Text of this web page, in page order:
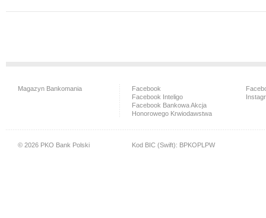
Magazyn Bankomania
Facebook
Facebook Inteligo
Facebook Bankowa Akcja
Honorowego Krwiodawstwa
© 2026 PKO Bank Polski Kod BIC (Swift): BPKOPLPW